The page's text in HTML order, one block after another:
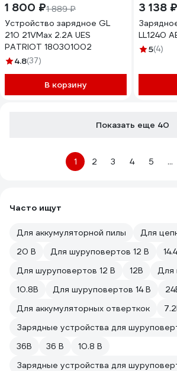
1 800 ₽1 889 ₽
Устройство зарядное GL
210 21VMax 2.2A UES
PATRIOT 180301002
4.8(37)
В корзину
3 138 ₽
LL1240
5(4)
Показать еще 40
1 2 3 4 5 ...
Часто ищут
Для аккумуляторной пилы Для
20 В
Для шуруповертов 12 В
Для шуруповертов 12 В
12В
Для
10.8В
Для шуруповертов 14 В
Для аккумуляторных отверткок
Зарядные устройства для
36В
36 B
10.8 В
Зарядные устройства для